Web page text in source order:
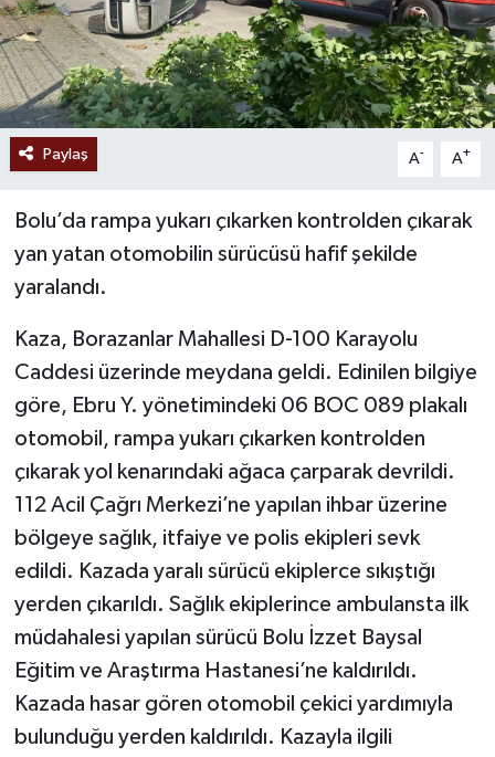
Paylaş A- A+
Bolu’da rampa yukarı çıkarken kontrolden çıkarak
yan yatan otomobilin sürücüsü hafif şekilde
yaralandı.
Kaza, Borazanlar Mahallesi D-100 Karayolu
Caddesi üzerinde meydana geldi. Edinilen bilgiye
göre, Ebru Y. yönetimindeki 06 BOC 089 plakalı
otomobil, rampa yukarı çıkarken kontrolden
çıkarak yol kenarındaki ağaca çarparak devrildi.
112 Acil Çağrı Merkezi’ne yapılan ihbar üzerine
bölgeye sağlık, itfaiye ve polis ekipleri sevk
edildi. Kazada yaralı sürücü ekiplerce sıkıştığı
yerden çıkarıldı. Sağlık ekiplerince ambulansta ilk
müdahalesi yapılan sürücü Bolu İzzet Baysal
Eğitim ve Araştırma Hastanesi’ne kaldırıldı.
Kazada hasar gören otomobil çekici yardımıyla
bulunduğu yerden kaldırıldı. Kazayla ilgili